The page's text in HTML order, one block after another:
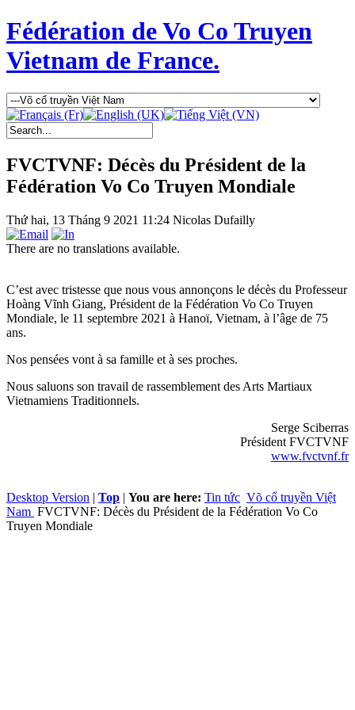
Fédération de Vo Co Truyen
Vietnam de France.
FVCTVNF: Décès du Président de la
Fédération Vo Co Truyen Mondiale
Thứ hai, 13 Tháng 9 2021 11:24 Nicolas Dufailly
There are no translations available.
C’est avec tristesse que nous vous annonçons le décès du Professeur
Hoàng Vĩnh Giang, Président de la Fédération Vo Co Truyen
Mondiale, le 11 septembre 2021 à Hanoï, Vietnam, à l’âge de 75
ans.
Nos pensées vont à sa famille et à ses proches.
Nous saluons son travail de rassemblement des Arts Martiaux
Vietnamiens Traditionnels.
Serge Sciberras
Président FVCTVNF
www.fvctvnf.fr
Desktop Version | Top | You are here: Tin tức Võ cổ truyền Việt
Nam FVCTVNF: Décès du Président de la Fédération Vo Co
Truyen Mondiale